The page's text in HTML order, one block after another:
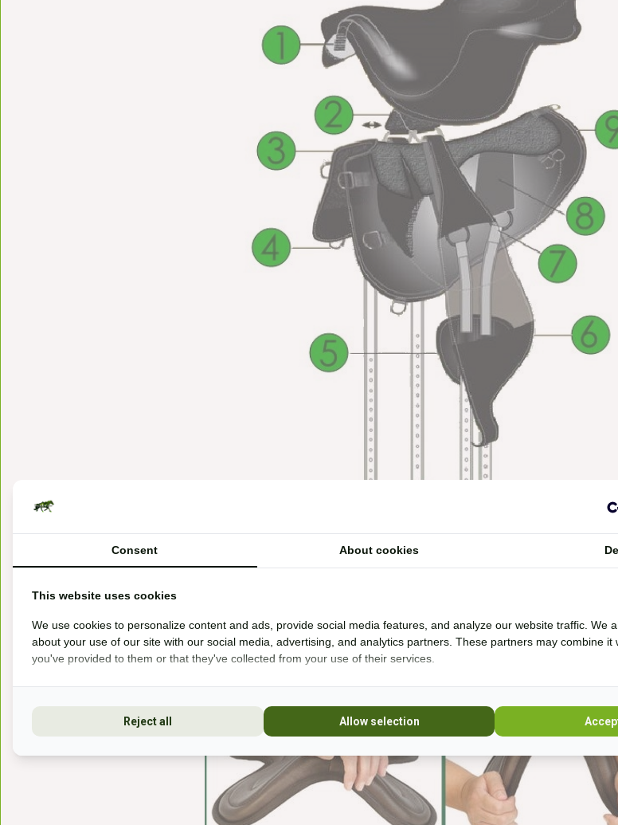
: De flexibele aluminium voorboog zorgt ervoor
Daarnaast zorgt hij voor schoft vrijheid, de voorboog is flexibel, maar wel zo
de voorboog zijn stevigheid verliest en het zadel mogelijk toch geen schoft
gereedschap te verbreden of te versmallen. De zitting moet van het zadel
klittenband). Duw de voorboog voorzichtig iets breder of smaller en bevestig de
Consent About cookies
This website uses cookies
We use cookies to personalize content and ads, provide social media features, and analyze our website traffic. We
about your use of our site with our social media, advertising, and analytics partners. These partners may combine it
you've provided to them or that they've collected from your use of their services.
Reject all Allow selection